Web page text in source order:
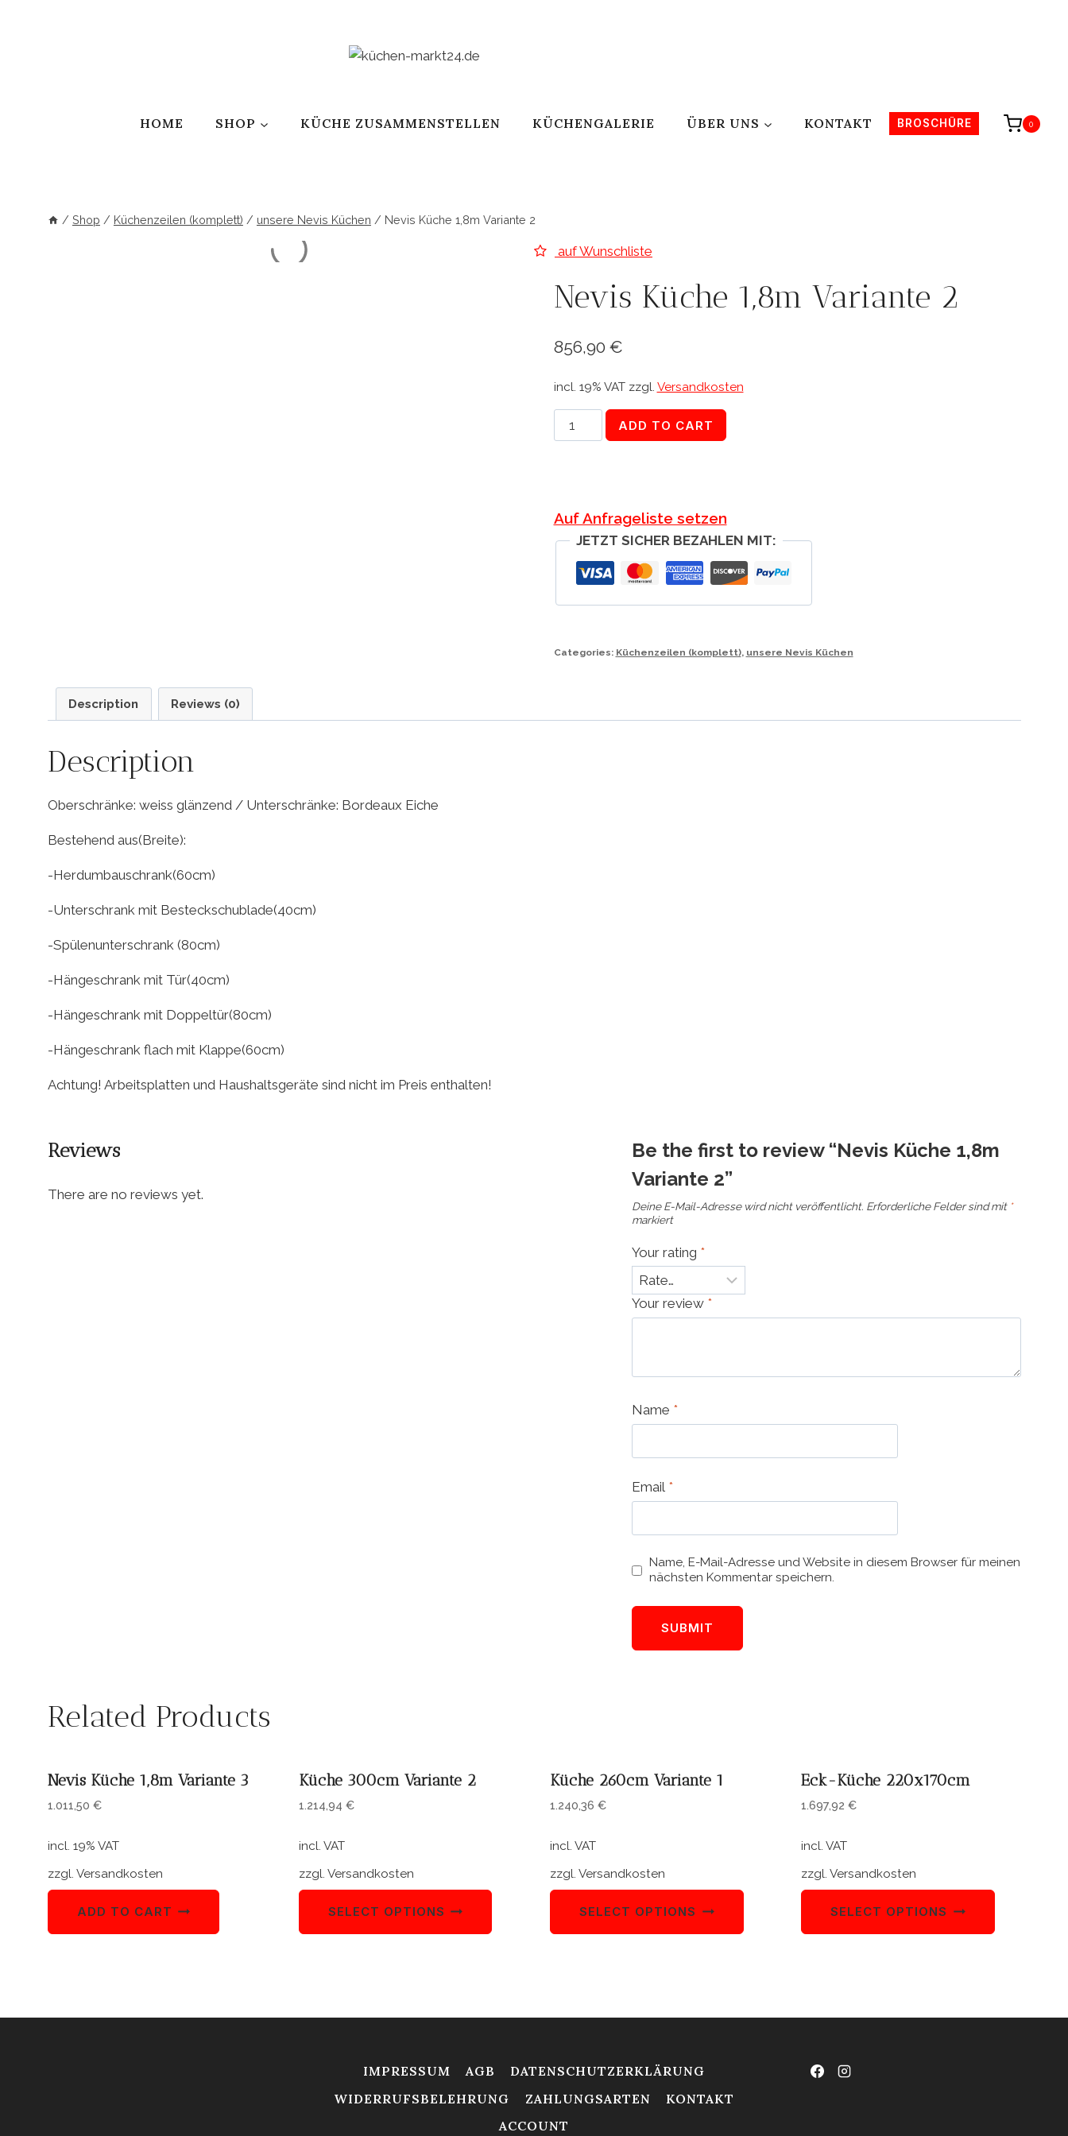
HOME SHOP KÜCHE ZUSAMMENSTELLEN KÜCHENGALERIE ÜBER UNS KONTAKT BROSCHÜRE 0
/ Shop / Küchenzeilen (komplett) / unsere Nevis Küchen / Nevis Küche 1,8m Variante 2
auf Wunschliste
Nevis Küche 1,8m Variante 2
856,90 €
incl. 19% VAT zzgl. Versandkosten
Nevis
Küche
quantity
ADD TO CART
Auf Anfrageliste setzen
JETZT SICHER BEZAHLEN MIT:
Categories: Küchenzeilen (komplett), unsere Nevis Küchen
Description Reviews (0)
Description
Oberschränke: weiss glänzend / Unterschränke: Bordeaux Eiche
Bestehend aus(Breite):
-Herdumbauschrank(60cm)
-Unterschrank mit Besteckschublade(40cm)
-Spülenunterschrank (80cm)
-Hängeschrank mit Tür(40cm)
-Hängeschrank mit Doppeltür(80cm)
-Hängeschrank flach mit Klappe(60cm)
Achtung! Arbeitsplatten und Haushaltsgeräte sind nicht im Preis enthalten!
Reviews
There are no reviews yet.
Be the first to review “Nevis Küche 1,8m
Variante 2”
Deine E-Mail-Adresse wird nicht veröffentlicht. Erforderliche Felder sind mit *
markiert
Your rating *
Your review *
Name *
Email *
Name, E-Mail-Adresse und Website in diesem Browser für meinen
nächsten Kommentar speichern.
Related Products
Nevis Küche 1,8m Variante 3
1.011,50 €
incl. 19% VAT
zzgl. Versandkosten
ADD TO CART
Küche 300cm Variante 2
1.214,94 €
incl. VAT
zzgl. Versandkosten
SELECT OPTIONS
Küche 260cm Variante 1
1.240,36 €
incl. VAT
zzgl. Versandkosten
SELECT OPTIONS
Eck-Küche 220x170cm
1.697,92€
incl. VAT
zzgl.Versandkosten
SELECT OPTIONS
IMPRESSUM AGB
DATENSCHUTZERKLÄRUNG
WIDERRUFSBELEHRUNG
ZAHLUNGSARTEN
KONTAKT
ACCOUNT